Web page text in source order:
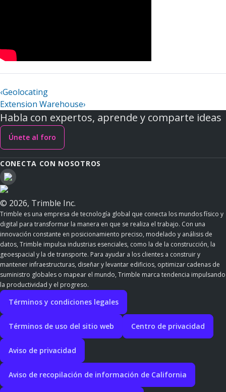
‹Geolocating
Extension Warehouse›
Habla con expertos, aprende y comparte ideas
Únete al foro
CONECTA CON NOSOTROS
© 2026, Trimble Inc.
Trimble es una empresa de tecnología global que conecta los mundos físico y
digital para transformar la manera en que se realiza el trabajo. Con una
innovación constante en posicionamiento preciso, modelado y análisis de
datos, Trimble impulsa industrias esenciales, como la de la construcción, la
geoespacial y la de transporte. Para ayudar a los clientes a construir y
mantener infraestructuras, diseñar y levantar edificios, optimizar cadenas de
suministro globales o mapear el mundo, Trimble marca tendencia impulsando
la productividad y el progreso.
Términos y condiciones legales
Términos de uso del sitio web Centro de privacidad
Aviso de privacidad
Aviso de recopilación de información de California